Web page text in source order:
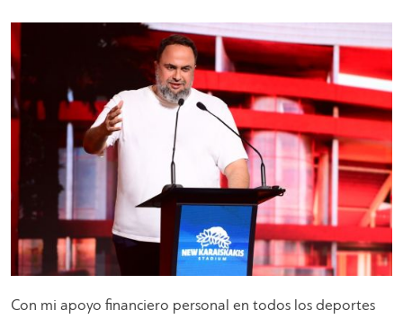
Con mi apoyo financiero personal en todos los deportes